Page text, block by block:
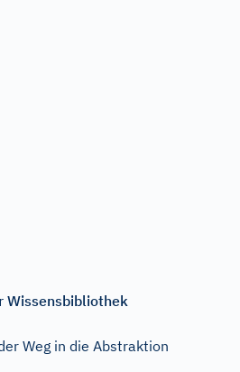
Wissensbibliothek
Weg in die Abstraktion